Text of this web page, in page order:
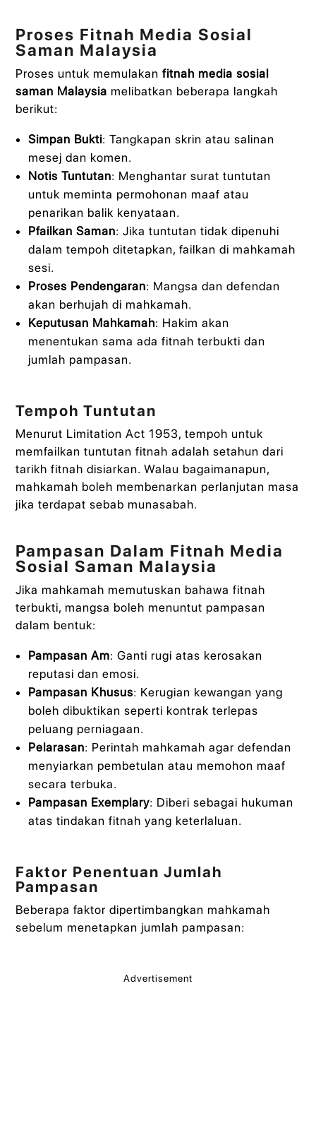
Proses Fitnah Media Sosial
Saman Malaysia
Proses untuk memulakanfitnah media sosial
saman Malaysia melibatkan beberapa langkah
berikut:
Simpan Bukti: Tangkapan skrin atau salinan
mesej dan komen.
Notis Tuntutan: Menghantar surat tuntutan
untuk meminta permohonan maaf atau
penarikan balik kenyataan.
Pfailkan Saman: Jika tuntutan tidak dipenuhi
dalam tempoh ditetapkan, failkan di mahkamah
sesi.
Proses Pendengaran: Mangsa dan defendan
akan berhujah di mahkamah.
Keputusan Mahkamah: Hakim akan
menentukan sama ada fitnah terbukti dan
jumlah pampasan.
Tempoh Tuntutan
Menurut Limitation Act 1953, tempoh untuk
memfailkan tuntutan fitnah adalah setahun dari
tarikh fitnah disiarkan. Walau bagaimanapun,
mahkamah boleh membenarkan perlanjutan masa
jika terdapat sebab munasabah.
Pampasan Dalam Fitnah Media
Sosial Saman Malaysia
Jika mahkamah memutuskan bahawa fitnah
terbukti, mangsa boleh menuntut pampasan
dalam bentuk:
Pampasan Am: Ganti rugi atas kerosakan
reputasi dan emosi.
Pampasan Khusus: Kerugian kewangan yang
boleh dibuktikan seperti kontrak terlepas
peluang perniagaan.
Pelarasan: Perintah mahkamah agar defendan
menyiarkan pembetulan atau memohon maaf
secara terbuka.
Pampasan Exemplary: Diberi sebagai hukuman
atas tindakan fitnah yang keterlaluan.
Faktor Penentuan Jumlah
Pampasan
Beberapa faktor dipertimbangkan mahkamah
sebelum menetapkan jumlah pampasan:
Advertisement